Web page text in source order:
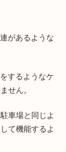
があるような
するようなケ
せん。
車場と同じよ
て機能するよ